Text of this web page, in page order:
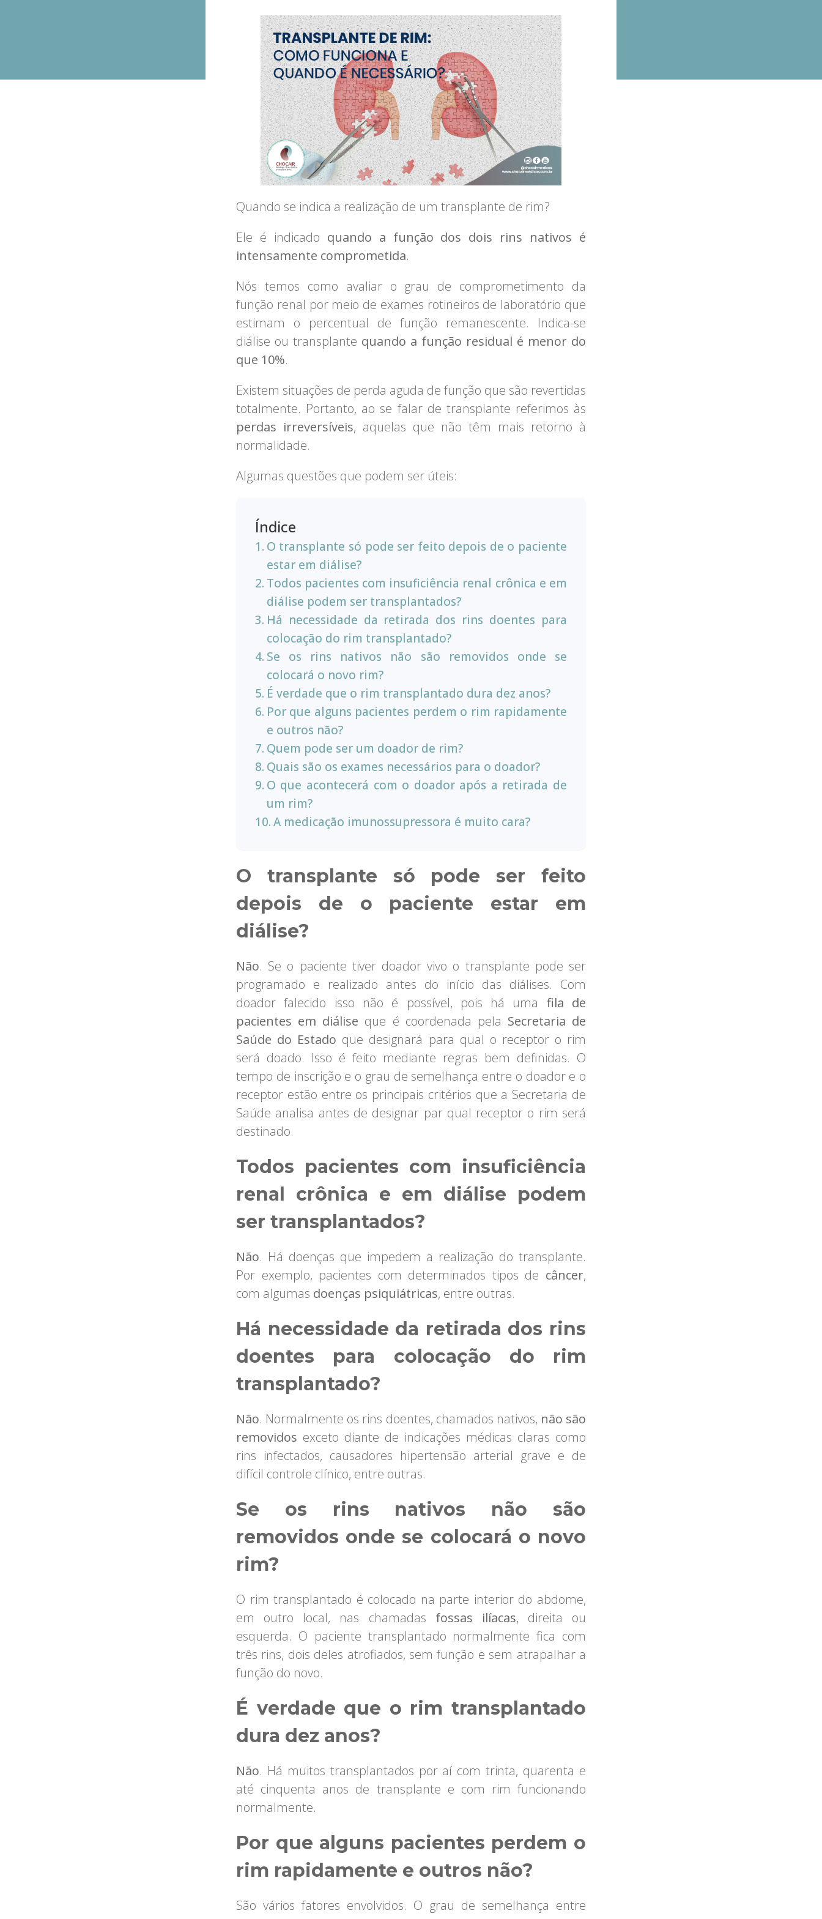
Quando se indica a realização de um transplante de rim?
Ele é indicado quando a função dos dois rins nativos é
intensamente comprometida.
Nós temos como avaliar o grau de comprometimento da
função renal por meio de exames rotineiros de laboratório que
estimam o percentual de função remanescente. Indica-se
diálise ou transplante quando a função residual é menor do
que 10%.
Existem situações de perda aguda de função que são revertidas
totalmente. Portanto, ao se falar de transplante referimos às
perdas irreversíveis, aquelas que não têm mais retorno à
normalidade.
Algumas questões que podem ser úteis:
Índice
O transplante só pode ser feito depois de o paciente
estar em diálise?
Todos pacientes com insuficiência renal crônica e em
diálise podem ser transplantados?
Há necessidade da retirada dos rins doentes para
colocação do rim transplantado?
Se os rins nativos não são removidos onde se
colocará o novo rim?
É verdade que o rim transplantado dura dez anos?
Por que alguns pacientes perdem o rim rapidamente
e outros não?
Quem pode ser um doador de rim?
Quais são os exames necessários para o doador?
O que acontecerá com o doador após a retirada de
um rim?
A medicação imunossupressora é muito cara?
O transplante só pode ser feito
depois de o paciente estar em
diálise?
Não. Se o paciente tiver doador vivo o transplante pode ser
programado e realizado antes do início das diálises. Com
doador falecido isso não é possível, pois há uma fila de
pacientes em diálise que é coordenada pela Secretaria de
Saúde do Estado que designará para qual o receptor o rim
será doado. Isso é feito mediante regras bem definidas. O
tempo de inscrição e o grau de semelhança entre o doador e o
receptor estão entre os principais critérios que a Secretaria de
Saúde analisa antes de designar par qual receptor o rim será
destinado.
Todos pacientes com insuficiência
renal crônica e em diálise podem
ser transplantados?
Não. Há doenças que impedem a realização do transplante.
Por exemplo, pacientes com determinados tipos de câncer,
com algumas doenças psiquiátricas, entre outras.
Há necessidade da retirada dos rins
doentes para colocação do rim
transplantado?
Não. Normalmente os rins doentes, chamados nativos, não são
removidos exceto diante de indicações médicas claras como
rins infectados, causadores hipertensão arterial grave e de
difícil controle clínico, entre outras.
Se os rins nativos não são
removidos onde se colocará o novo
rim?
O rim transplantado é colocado na parte interior do abdome,
em outro local, nas chamadas fossas ilíacas, direita ou
esquerda. O paciente transplantado normalmente fica com
três rins, dois deles atrofiados, sem função e sem atrapalhar a
função do novo.
É verdade que o rim transplantado
dura dez anos?
Não. Há muitos transplantados por aí com trinta, quarenta e
até cinquenta anos de transplante e com rim funcionando
normalmente.
Por que alguns pacientes perdem o
rim rapidamente e outros não?
São vários fatores envolvidos. O grau de semelhança entre